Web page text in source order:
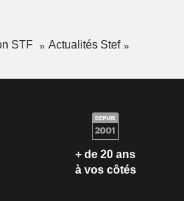
STF
Actualités Stef
+ de 20 ans
à vos côtés